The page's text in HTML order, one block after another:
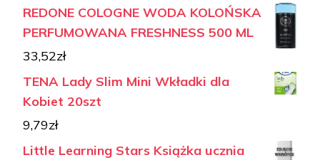
REDONE COLOGNE WODA KOLOŃSKA
PERFUMOWANA FRESHNESS 500 ML
33,52zł
TENA Lady Slim Mini Wkładki dla
Kobiet 20szt
9,79zł
Little Learning Stars Książka ucznia